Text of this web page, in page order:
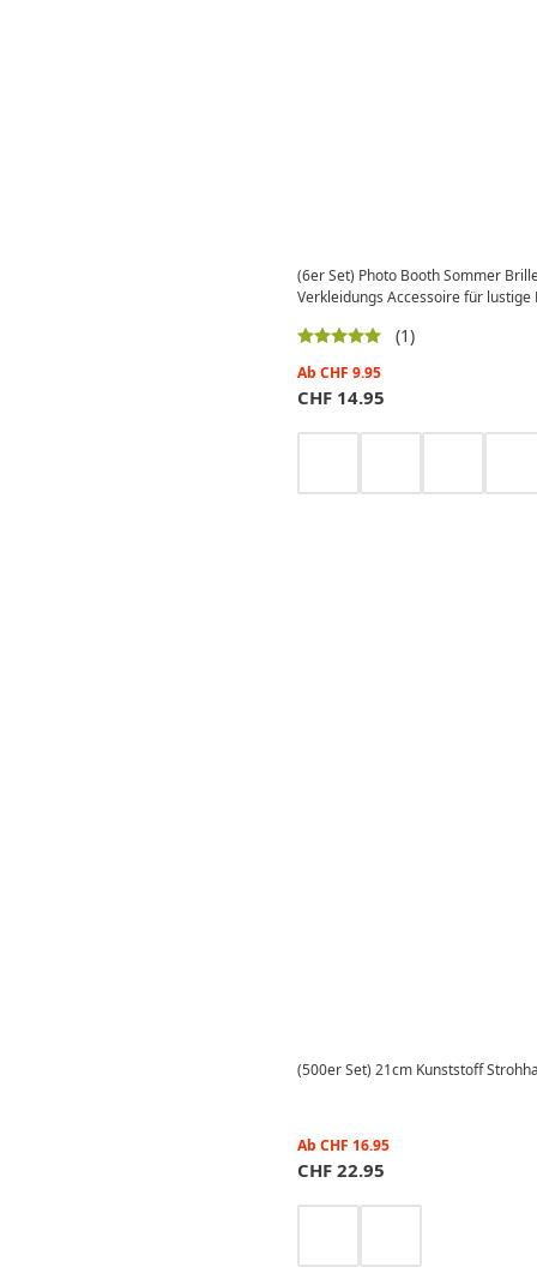
(6er Set) Photo Booth Sommer
Verkleidungs Accessoire für lustige
(1)
Ab CHF 9.95
CHF 14.95
(500er Set) 21cm Kunststoff
Ab CHF 16.95
CHF 22.95